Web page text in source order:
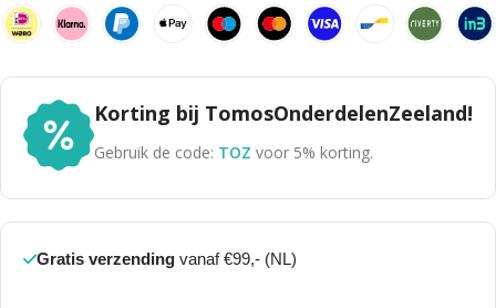
Korting bij TomosOnderdelenZeeland!
Gebruik de code: TOZ voor 5% korting.
Gratis verzending vanaf €99,- (NL)